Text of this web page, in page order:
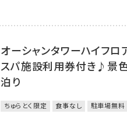
オーシャンタワーハイフ
スパ施設利用券付き♪景
泊り
ちゅらとく限定 食事なし 駐車場無料